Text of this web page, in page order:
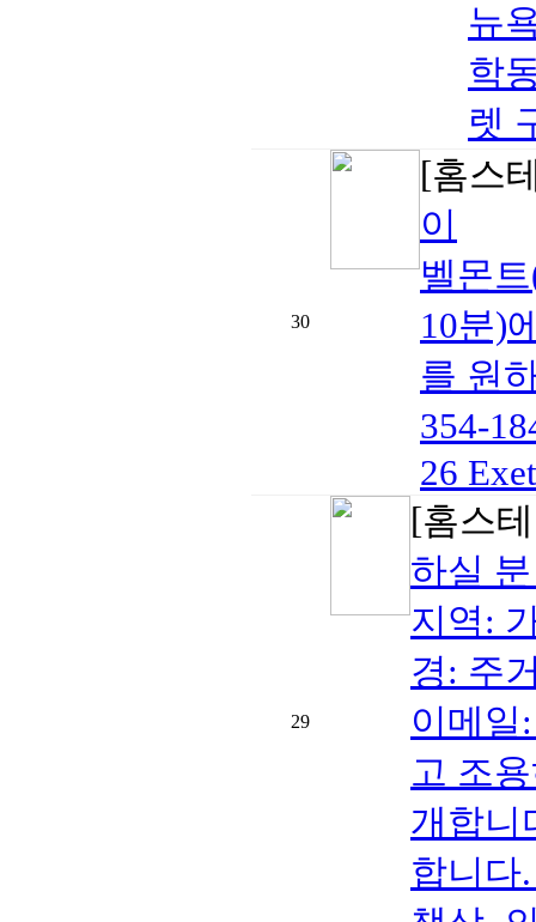
뉴
학
렛
30
[홈스
이
벨몬
10분)
를 원
354-
26
29
[홈스
하실
지역:
경: 주
이메일
고 조
개합니
합니다